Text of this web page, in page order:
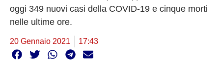
oggi 349 nuovi casi della COVID-19 e cinque morti
nelle ultime ore.
20 Gennaio 2021 17:43